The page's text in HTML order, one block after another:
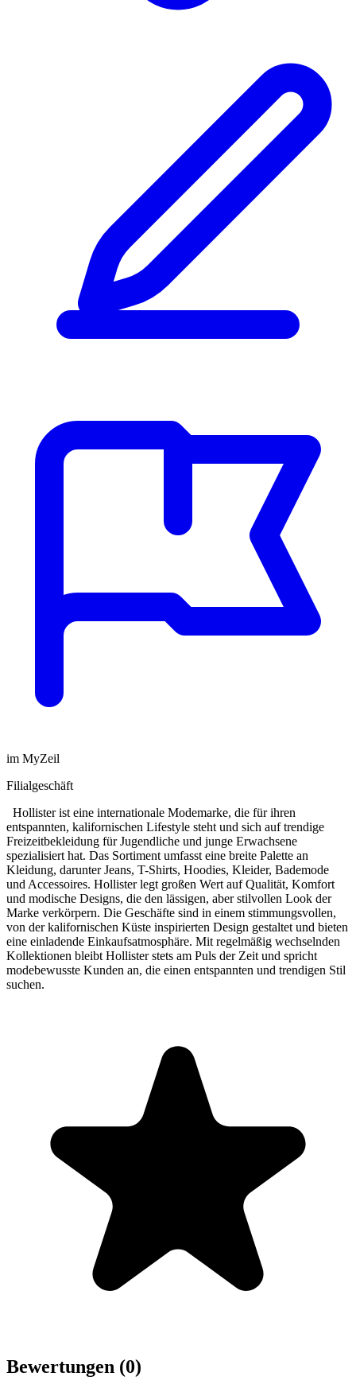
im MyZeil
Filialgeschäft
Hollister ist eine internationale Modemarke, die für ihren
entspannten, kalifornischen Lifestyle steht und sich auf trendige
Freizeitbekleidung für Jugendliche und junge Erwachsene
spezialisiert hat. Das Sortiment umfasst eine breite Palette an
Kleidung, darunter Jeans, T-Shirts, Hoodies, Kleider, Bademode
und Accessoires. Hollister legt großen Wert auf Qualität, Komfort
und modische Designs, die den lässigen, aber stilvollen Look der
Marke verkörpern. Die Geschäfte sind in einem stimmungsvollen,
von der kalifornischen Küste inspirierten Design gestaltet und bieten
eine einladende Einkaufsatmosphäre. Mit regelmäßig wechselnden
Kollektionen bleibt Hollister stets am Puls der Zeit und spricht
modebewusste Kunden an, die einen entspannten und trendigen Stil
suchen.
Bewertungen (0)